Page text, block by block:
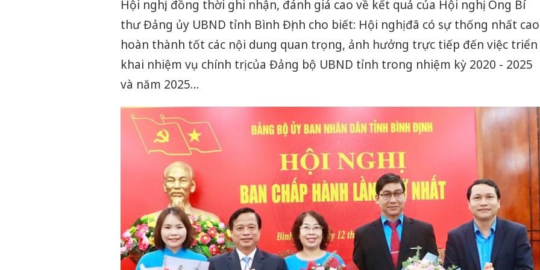
Hội nghị; đồng thời ghi nhận, đánh giá cao về kết quả của Hội nghị. Ông Bí
thư Đảng ủy UBND tỉnh Bình Định cho biết: Hội nghị đã có sự thống nhất
hoàn thành tốt các nội dung quan trọng, ảnh hưởng trực tiếp đến việc triển
khai nhiệm vụ chính trị của Đảng bộ UBND tỉnh trong nhiệm kỳ 2020 - 2025
và năm 2025…